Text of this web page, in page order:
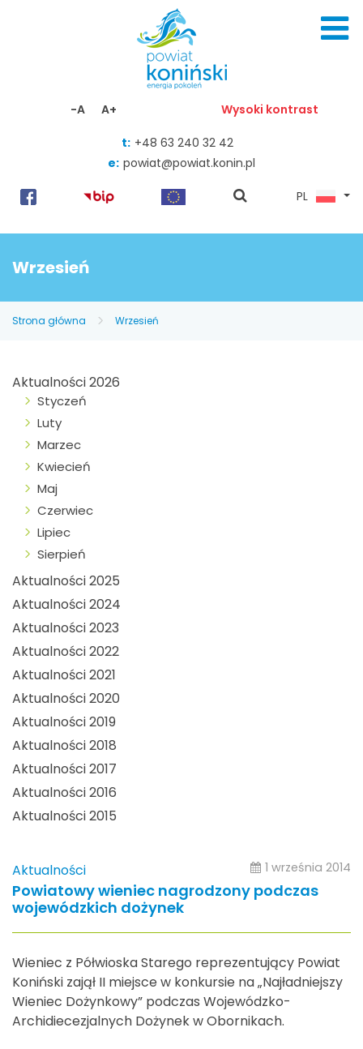
-A A+ Wysoki kontrast
t: +48 63 240 32 42
e: powiat@powiat.konin.pl
pokaż
PL
Wrzesień
Strona główna Wrzesień
Aktualności 2026
Styczeń
Luty
Marzec
Kwiecień
Maj
Czerwiec
Lipiec
Sierpień
Aktualności 2025
Aktualności 2024
Aktualności 2023
Aktualności 2022
Aktualności 2021
Aktualności 2020
Aktualności 2019
Aktualności 2018
Aktualności 2017
Aktualności 2016
Aktualności 2015
Aktualności 1 września 2014
Powiatowy wieniec nagrodzony podczas
wojewódzkich dożynek
Wieniec z Półwioska Starego reprezentujący Powiat
Koniński zajął II miejsce w konkursie na „Najładniejszy
Wieniec Dożynkowy” podczas Wojewódzko-
Archidiecezjalnych Dożynek w Obornikach.